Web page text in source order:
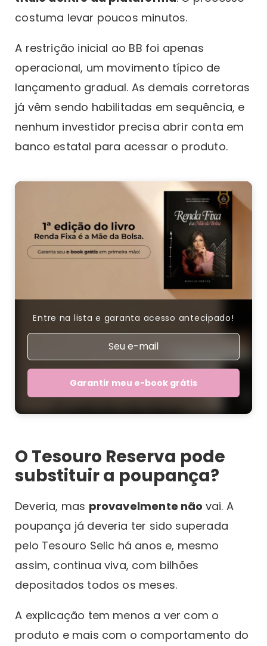
costuma levar poucos minutos.
A restrição inicial ao BB foi apenas
operacional, um movimento típico de
lançamento gradual. As demais corretoras
já vêm sendo habilitadas em sequência, e
nenhum investidor precisa abrir conta em
banco estatal para acessar o produto.
Entre na lista e garanta acesso antecipado!
Garantir meu e-book grátis
O Tesouro Reserva pode
substituir a poupança?
Deveria, mas provavelmente não vai. A
poupança já deveria ter sido superada
pelo Tesouro Selic há anos e, mesmo
assim, continua viva, com bilhões
depositados todos os meses.
A explicação tem menos a ver com o
produto e mais com o comportamento do